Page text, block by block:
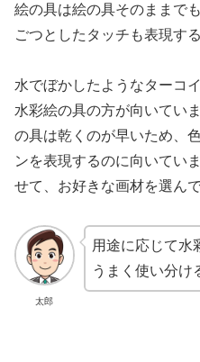
絵の具は絵の具そのままで
ごつとしたタッチも表現す
水でぼかしたようなターコ
水彩絵の具の方が向いてい
の具は乾くのが早いため、
ンを表現するのに向いてい
せて、お好きな画材を選ん
太郎
用途に応じて水
うまく使い分け